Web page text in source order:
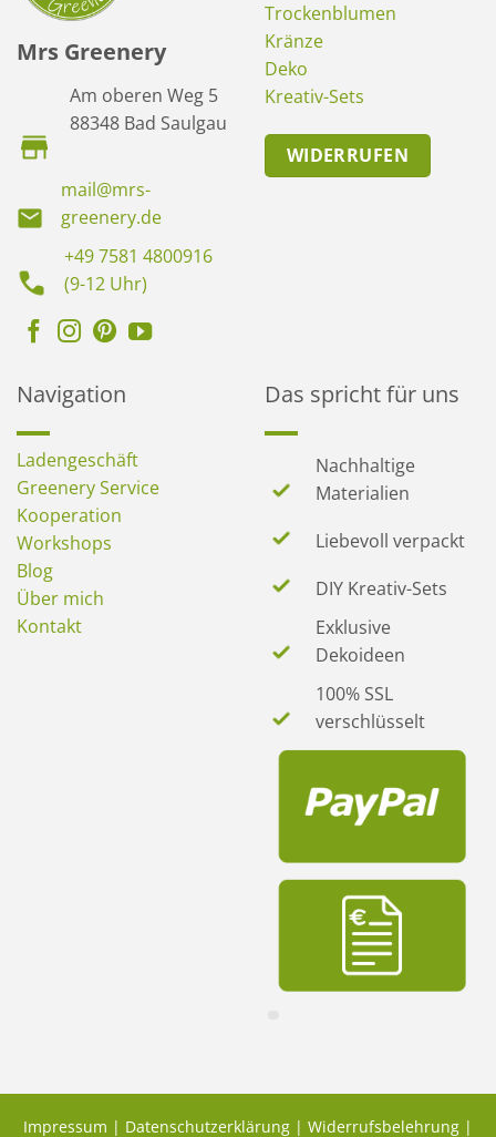
Mrs Greenery
Am oberen Weg 5
88348 Bad Saulgau
mail@mrs-
greenery.de
+49 7581 4800916
(9-12 Uhr)
Trockenblumen
Kränze
Deko
Kreativ-Sets
WIDERRUFEN
Navigation
Ladengeschäft
Greenery Service
Kooperation
Workshops
Blog
Über mich
Kontakt
Das spricht für uns
Nachhaltige
Materialien
Liebevoll verpackt
DIY Kreativ-Sets
Exklusive
Dekoideen
100% SSL
verschlüsselt
Impressum | Datenschutzerklärung | Widerrufsbelehrung |